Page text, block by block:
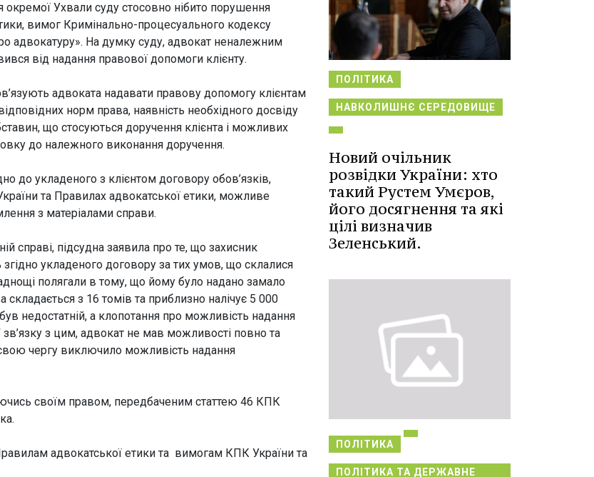
Ухвали суду стосовно нібито порушення
вимог Кримінально-процесуального кодексу
адвокатуру». На думку суду, адвокат неналежним
від надання правової допомоги клієнту.
адвоката надавати правову допомогу клієнтам
норм права, наявність необхідного досвіду
що стосуються доручення клієнта і можливих
до належного виконання доручення.
до укладеного з клієнтом договору обов’язків,
та Правилах адвокатської етики, можливе
з матеріалами справи.
справі, підсудна заявила про те, що захисник
укладеного договору за тих умов, що склалися
полягали в тому, що йому було надано замало
з 16 томів та приблизно налічує 5 000
недостатній, а клопотання про можливість надання
з цим, адвокат не мав можливості повно та
чергу виключило можливість надання
своїм правом, передбаченим статтею 46 КПК
адвокатської етики та вимогам КПК України та
ПОЛІТИКА
НАВКОЛИШНЄ СЕРЕДОВИЩЕ
Новий очільник
розвідки України: хто
такий Рустем Умєров,
його досягнення та які
цілі визначив
Зеленський.
ПОЛІТИКА
ПОЛІТИКА ТА ДЕРЖАВНЕ